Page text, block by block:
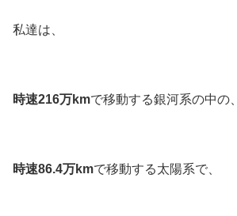
私達は、
時速216万kmで移動する銀河系の中の、
時速86.4万kmで移動する太陽系で、